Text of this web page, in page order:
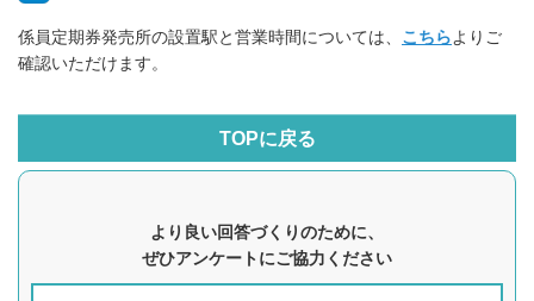
係員定期券発売所の設置駅と営業時間については、 こちらよりご
確認いただけます。
TOPに戻る
より良い回答づくりのために、
ぜひアンケートにご協力ください